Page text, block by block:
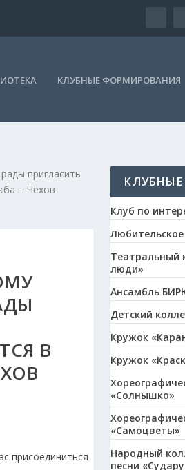
КЛУБНЫЕ ФОРМИРОВАНИЯ
пригласить
г. Чехов
В
Клуб по
Театральный
люди»
Ансамбль
Детский
Кружок
Кружок
«Солнышко»
«Самоцветы»
Народный
песни